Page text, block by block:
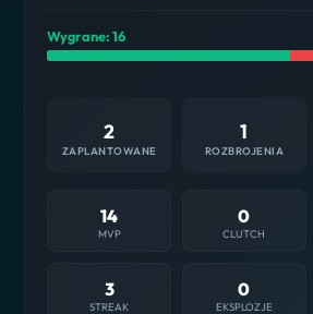
Wygrane: 16
2
ZAPLANTOWANE
1
ROZBROJENIA
14
MVP
0
CLUTCH
3
STREAK
0
EKSPLOZJE